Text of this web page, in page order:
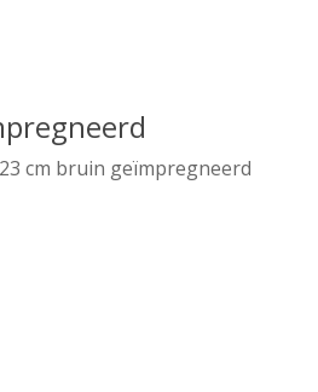
cm bruin geïmpregneerd